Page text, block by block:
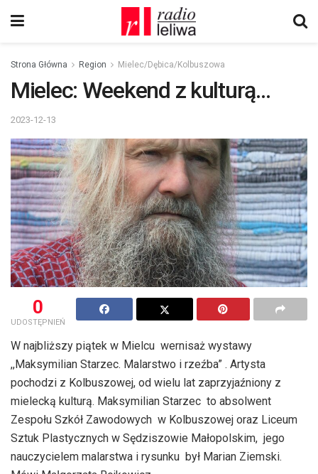
Strona Główna Region Mielec/Dębica/Kolbuszowa
Mielec: Weekend z kulturą…
2023-12-13
0
UDOSTĘPNIEŃ
W najbliższy piątek w Mielcu wernisaż wystawy
,,Maksymilian Starzec. Malarstwo i rzeźba” . Artysta
pochodzi z Kolbuszowej, od wielu lat zaprzyjaźniony z
mielecką kulturą. Maksymilian Starzec to absolwent
Zespołu Szkół Zawodowych w Kolbuszowej oraz Liceum
Sztuk Plastycznych w Sędziszowie Małopolskim, jego
nauczycielem malarstwa i rysunku był Marian Ziemski.